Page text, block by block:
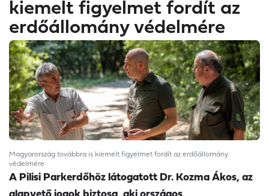
kiemelt figyelmet fordít az
erdőállomány védelmére
Magyarország továbbra is kiemelt figyelmet fordít az erdőállomány
védelmére
A Pilisi Parkerdőhöz látogatott Dr. Kozma Ákos, az